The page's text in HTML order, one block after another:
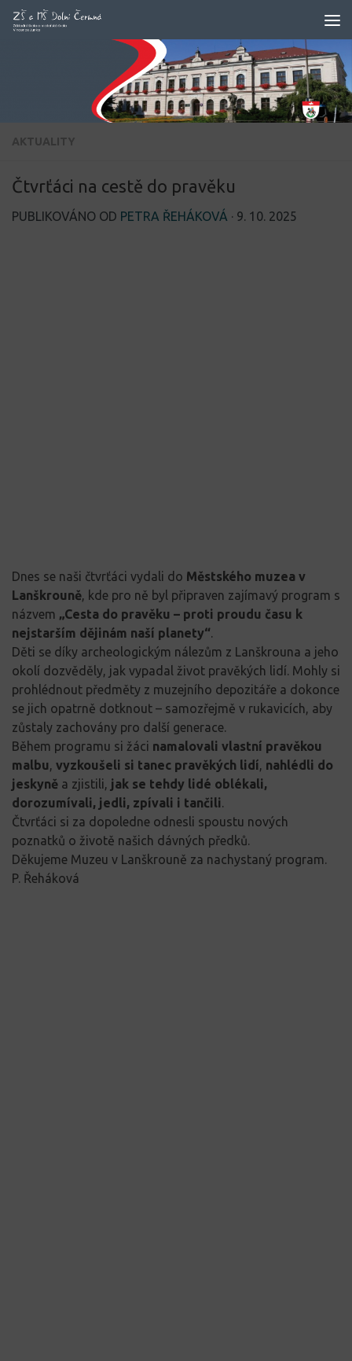
Skip to content
AKTUALITY
Čtvrťáci na cestě do pravěku
PUBLIKOVÁNO OD PETRA ŘEHÁKOVÁ · 9. 10. 2025
Dnes se naši čtvrťáci vydali do Městského muzea v
Lanškrouně , kde pro ně byl připraven zajímavý program s
názvem „Cesta do pravěku – proti proudu času k
nejstarším dějinám naší planety“
Děti se díky archeologickým nálezům z Lanškrouna a jeho
okolí dozvěděly, jak vypadal život pravěkých lidí. Mohly si
prohlédnout předměty z muzejního depozitáře a dokonce
se jich opatrně dotknout – samozřejmě v rukavicích, aby
zůstaly zachovány pro další generace.
Během programu si žáci namalovali vlastní pravěkou
malbu vyzkoušeli si tanec pravěkých lidí nahlédli do
jeskyně a zjistili, jak se tehdy lidé oblékali,
dorozumívali, jedli, zpívali i tančili
Čtvrťáci si za dopoledne odnesli spoustu nových
poznatků o životě našich dávných předků.
Děkujeme Muzeu v Lanškrouně za nachystaný program.
P. Řeháková